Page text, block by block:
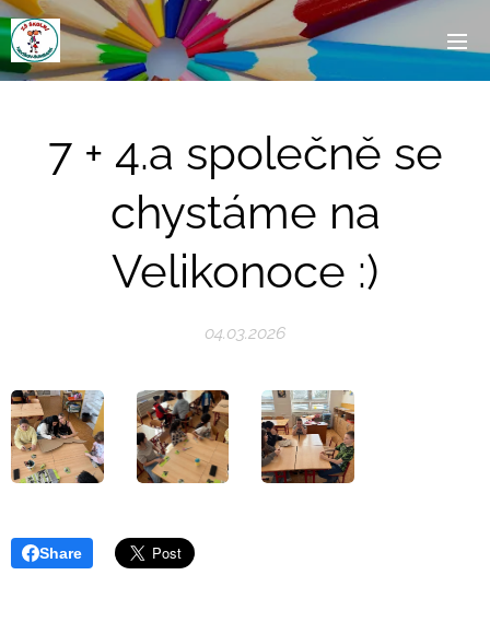
7 + 4.a společně se
chystáme na
Velikonoce :)
04.03.2026
Share